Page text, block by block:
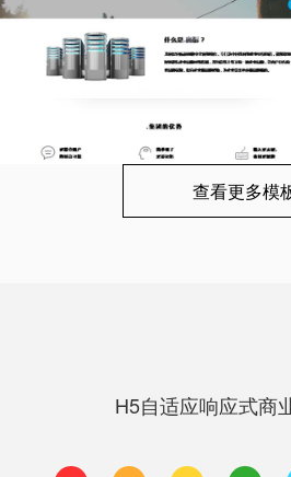
查看更多模
H5自适应响应式商